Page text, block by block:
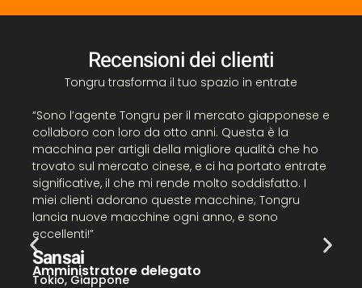
Recensioni dei clienti
Tongru trasforma il tuo spazio in entrate
“Sono l’agente Tongru per il mercato giapponese e
collaboro con loro da otto anni. Questa è la
macchina per artigli della migliore qualità che ho
trovato sul mercato cinese, e ci ha portato entrate
significative, il che mi rende molto soddisfatto. I
miei clienti adorano queste macchine; Tongru
lancia nuove macchine ogni anno, e sono
eccellenti!”
Sansai
Amministratore delegato
Tokio, Giappone